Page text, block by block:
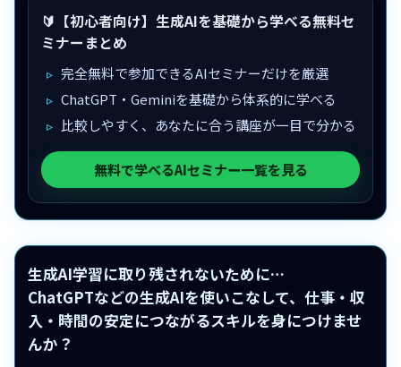
🔰【初心者向け】生成AIを基礎から学べる無料セ
ミナーまとめ
完全無料で参加できるAIセミナーだけを厳選
ChatGPT・Geminiを基礎から体系的に学べる
比較しやすく、あなたに合う講座が一目で分かる
無料で学べるAIセミナー一覧を見る
生成AI学習に取り残されないために…
ChatGPTなどの生成AIを使いこなして、仕事・収
入・時間の安定につながるスキルを身につけませ
んか？